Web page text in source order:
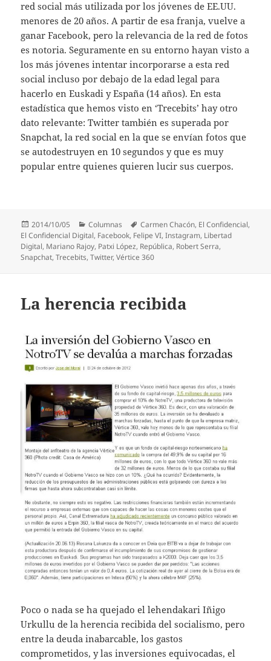
red social más utilizada por los jóvenes de EE.UU.
menores de 20 años. A partir de esa franja, vuelve a
ganar Facebook, pero la relevancia de la red de fotos
es notoria. Seguramente en su entorno hayan visto a
los más jóvenes intentar incorporarse a esta red
social incluso por debajo de la edad legal para
hacerlo en Euskadi y España (14 años). En esta
estadística que hemos visto en ‘Trecebits’ hay otro
dato relevante: Twitter también es superada por
Snapchat, la red social en la que se envían fotos que
se autodestruyen en 10 segundos y que es muy
popular entre quienes quieren lucir sus cuerpos.
Publicado
el
2014/10/05 Categorías
Columnas Etiquetas
Carmen Chacón, El Confidencial,
El Confidencial Digital, Facebook, Felipe VI,Instagram, Libertad
Digital, Mariano Rajoy, Patxi López, República, Robert Serra,
Snapchat,Trecebits,Twitter,Vértice 360
La herencia recibida
Poco o nada se ha quejado el lehendakari Iñigo
Urkullu de la herencia recibida del socialismo, pero
entre la deuda inabarcable, los gastos
comprometidos, y las inversiones equivocadas, el